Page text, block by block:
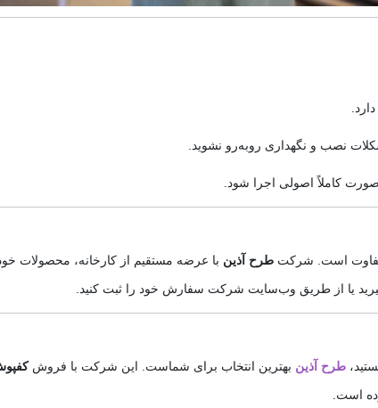
نصب و نگهداری روبه‌رو نشوید.
کاملاً اصولی اجرا شود.
است. شرکتطرح آذین با عرضه مستقیم از کارخانه، محصولات
یا از طریق وب‌سایت شرکت سفارش خود را ثبت کنید.
طرح آذین بهترین انتخاب برای شماست. این شرکت با فروش
است.